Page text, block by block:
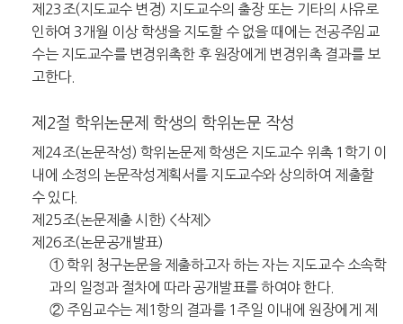
제23조(지도교수 변경) 지도교수의 출장 또는 기타의 사유로
인하여 3개월 이상 학생을 지도할 수 없을 때에는 전공주임교
수는 지도교수를 변경위촉한 후 원장에게 변경위촉 결과를 보
고한다.
제2절 학위논문제 학생의 학위논문 작성
제24조(논문작성) 학위논문제 학생은 지도교수 위촉 1학기 이
내에 소정의 논문작성계획서를 지도교수와 상의하여 제출할
수 있다.
제25조(논문제출 시한) <삭제>
제26조(논문공개발표)
① 학위 청구논문을 제출하고자 하는 자는 지도교수 소속학
과의 일정과 절차에 따라 공개발표를 하여야 한다.
② 주임교수는 제1항의 결과를 1주일 이내에 원장에게 제